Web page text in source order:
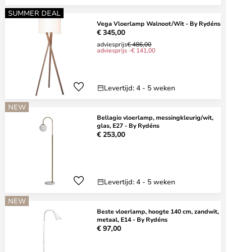
SUMMER DEAL
Vega Vloerlamp Walnoot/Wit - By Rydéns
€ 345,00
adviesprijs€ 486,00
adviesprijs -€ 141,00
Levertijd: 4 - 5 weken
NEW
Bellagio vloerlamp, messingkleurig/wit,
glas, E27 - By Rydéns
€ 253,00
Levertijd: 4 - 5 weken
NEW
Beste vloerlamp, hoogte 140 cm, zandwit,
metaal, E14 - By Rydéns
€ 97,00